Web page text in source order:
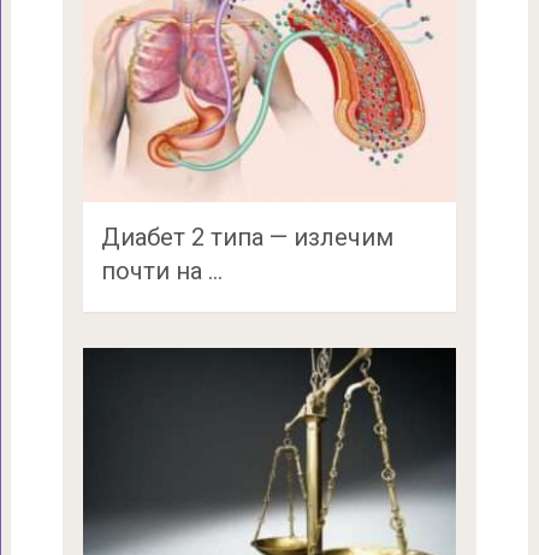
Диабет 2 типа — излечим
почти на …